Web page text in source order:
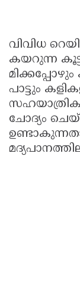
വിവിധ
കയറുന്ന
മിക്കപ്പോഴും
പാട്ടും
ചോദ്യം